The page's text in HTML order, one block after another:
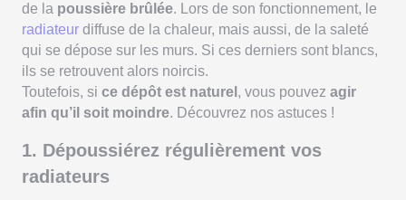
de la poussière brûlée. Lors de son fonctionnement, le
radiateur diffuse de la chaleur, mais aussi, de la saleté
qui se dépose sur les murs. Si ces derniers sont blancs,
ils se retrouvent alors noircis.
Toutefois, si ce dépôt est naturel , vous pouvez agir
afin qu’il soit moindre. Découvrez nos astuces !
1. Dépoussiérez régulièrement vos
radiateurs